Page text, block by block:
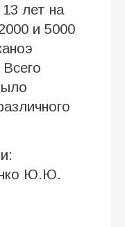
лет на
и 5000
Ю.Ю.